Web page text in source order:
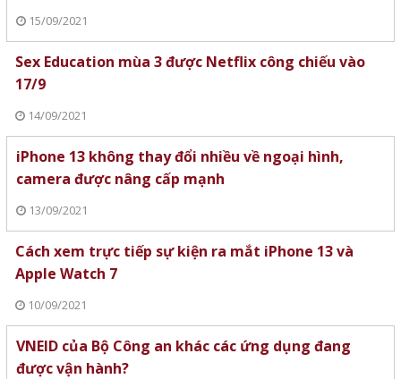
15/09/2021
Sex Education mùa 3 được Netflix công chiếu vào
17/9
14/09/2021
iPhone 13 không thay đổi nhiều về ngoại hình,
camera được nâng cấp mạnh
13/09/2021
Cách xem trực tiếp sự kiện ra mắt iPhone 13 và
Apple Watch 7
10/09/2021
VNEID của Bộ Công an khác các ứng dụng đang
được vận hành?